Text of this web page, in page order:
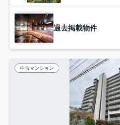
過去掲載物件
中古マンション